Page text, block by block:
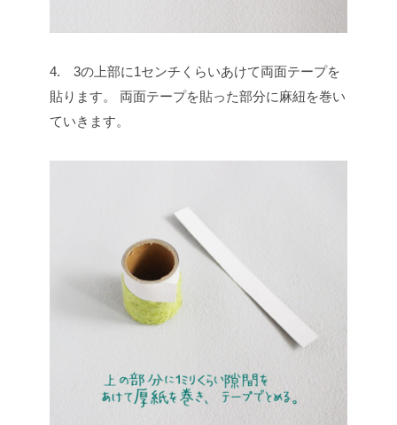
4. 3の上部に1センチくらいあけて両面テープを
貼ります。
両面テープを貼った部分に麻紐を巻い
ていきます。